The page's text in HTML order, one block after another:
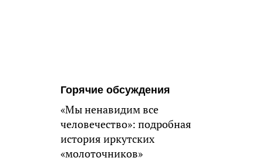
Горячие обсуждения
«Мы ненавидим все
человечество»: подробная
история иркутских
«молоточников»